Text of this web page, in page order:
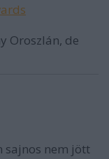
Oroszlán, de
sajnos nem jött